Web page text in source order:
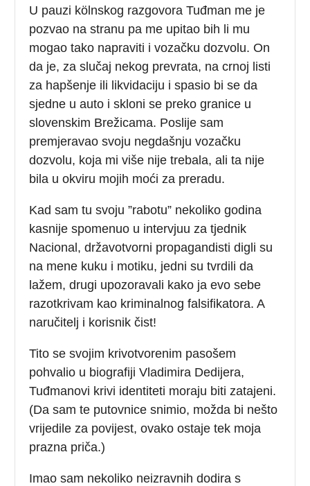
U pauzi kölnskog razgovora Tuđman me je
pozvao na stranu pa me upitao bih li mu
mogao tako napraviti i vozačku dozvolu. On
da je, za slučaj nekog prevrata, na crnoj listi
za hapšenje ili likvidaciju i spasio bi se da
sjedne u auto i skloni se preko granice u
slovenskim Brežicama. Poslije sam
premjeravao svoju negdašnju vozačku
dozvolu, koja mi više nije trebala, ali ta nije
bila u okviru mojih moći za preradu.
Kad sam tu svoju ”rabotu” nekoliko godina
kasnije spomenuo u intervjuu za tjednik
Nacional, državotvorni propagandisti digli su
na mene kuku i motiku, jedni su tvrdili da
lažem, drugi upozoravali kako ja evo sebe
razotkrivam kao kriminalnog falsifikatora. A
naručitelj i korisnik čist!
Tito se svojim krivotvorenim pasošem
pohvalio u biografiji Vladimira Dedijera,
Tuđmanovi krivi identiteti moraju biti zatajeni.
(Da sam te putovnice snimio, možda bi nešto
vrijedile za povijest, ovako ostaje tek moja
prazna priča.)
Imao sam nekoliko neizravnih dodira s